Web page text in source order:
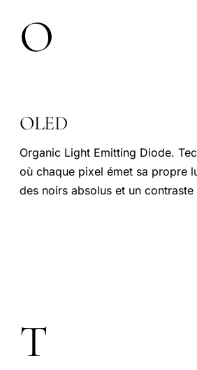
O
OLED
Organic Light Emitting Diode.
où chaque pixel émet sa propre
des noirs absolus et un contraste
T